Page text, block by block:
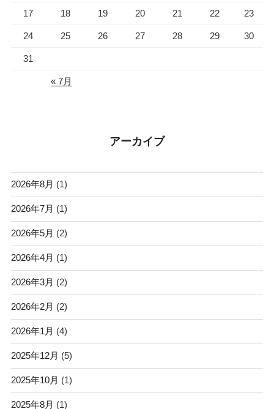
17 18 19 20 21 22 23
24 25 26 27 28 29 30
31
« 7月
アーカイブ
2026年8月 (1)
2026年7月 (1)
2026年5月 (2)
2026年4月 (1)
2026年3月 (2)
2026年2月 (2)
2026年1月 (4)
2025年12月 (5)
2025年10月 (1)
2025年8月 (1)